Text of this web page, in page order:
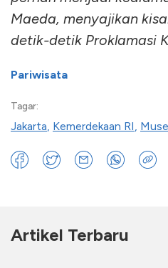
Maeda, menyajikan
detik-detik Proklamasi
Pariwisata
Tagar:
Jakarta, Kemerdekaan RI,
Artikel Terbaru